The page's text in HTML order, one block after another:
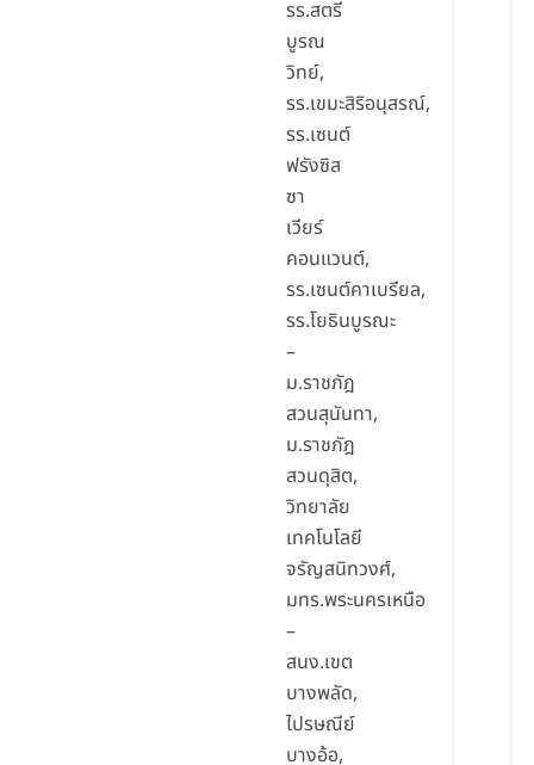
รร.สตรี
บูรณ
วิทย์,
รร.เขมะสิริอนุสรณ์,
รร.เซนต์
ฟรังซิส
ซา
เวียร์
คอนแวนต์,
รร.เซนต์คาเบรียล,
รร.โยธินบูรณะ
–
ม.ราชภัฎ
สวนสุนันทา,
ม.ราชภัฎ
สวนดุสิต,
วิทยาลัย
เทคโนโลยี
จรัญสนิทวงศ์,
มทร.พระนครเหนือ
–
สนง.เขต
บางพลัด,
ไปรษณีย์
บางอ้อ,